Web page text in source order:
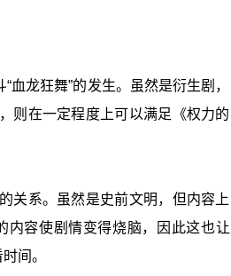
龙狂舞”的发生。虽然是衍生剧，
则在一定程度上可以满足《权力的
关系。虽然是史前文明，但内容上
内容使剧情变得烧脑，因此这也让
间。